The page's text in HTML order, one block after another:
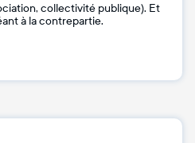
collectivité publique). Et
à la contrepartie.